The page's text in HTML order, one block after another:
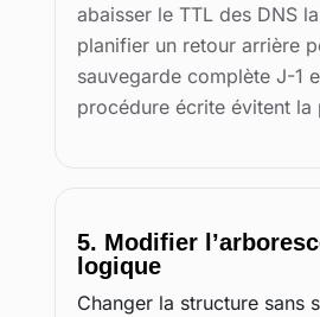
abaisser le TTL des DNS
planifier un retour arrière
sauvegarde complète J-1
procédure écrite évitent la
5. Modifier
logique
Changer la structure sans